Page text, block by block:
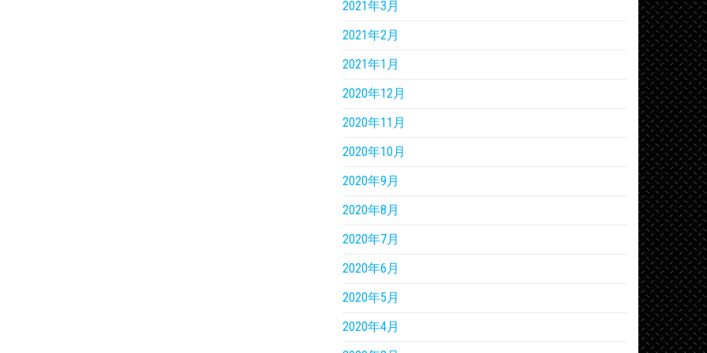
2021年3月
2021年2月
2021年1月
2020年12月
2020年11月
2020年10月
2020年9月
2020年8月
2020年7月
2020年6月
2020年5月
2020年4月